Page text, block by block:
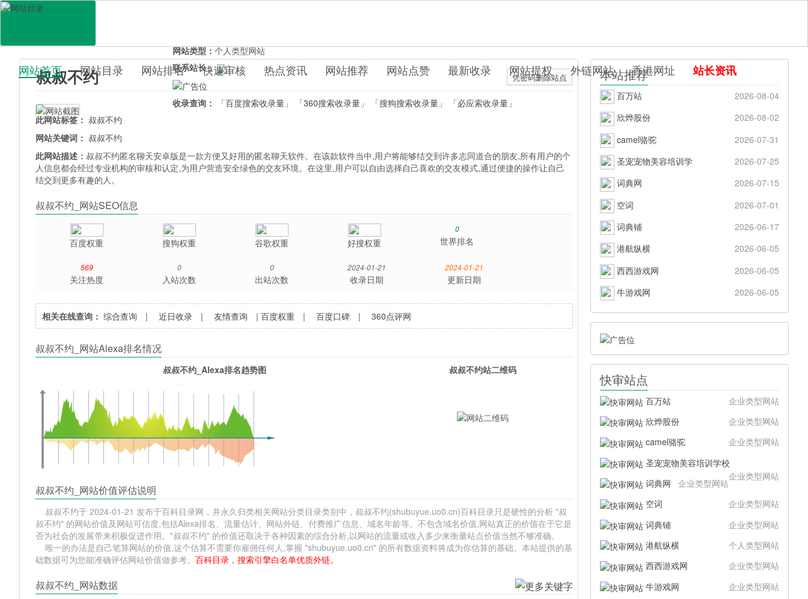
百科目录
网站首页 网站目录 网站排名 快速审核 热点资讯 网站推荐 网站点赞 最新收录 网站提权 外链网站 香港网址 站长资讯
叔叔不约 凭密码删除站点
网站类型：个人类型网站
联系站长：
收录查询： 「百度搜索收录量」 「360搜索收录量」 「搜狗搜索收录量」
「必应索收录量」
此网站标签： 叔叔不约
网站关键词： 叔叔不约
此网站描述：叔叔不约匿名聊天安卓版是一款方便又好用的匿名聊天软件。在该款软件当中,用户将能够结交到许多志同道合的朋友,所有用户的个
人信息都会经过专业机构的审核和认定,为用户营造安全绿色的交友环境。在这里,用户可以自由选择自己喜欢的交友模式,通过便捷的操作让自己
结交到更多有趣的人。
叔叔不约_网站SEO信息
百度权重 搜狗权重 谷歌权重 好搜权重
0
世界排名
569
关注热度
0
入站次数
0
出站次数
2024-01-21
收录日期
2024-01-21
更新日期
相关在线查询： 综合查询 |近日收录 |友情查询 |百度权重 |百度口碑 |360点评网
叔叔不约_网站Alexa排名情况
叔叔不约_Alexa排名趋势图 叔叔不约站二维码
叔叔不约_网站价值评估说明
叔叔不约于 2024-01-21 发布于百科目录网，并永久归类相关网站分类目录类别中，叔叔不约(shubuyue.uo0.cn)百科目录只是硬性的分析 "叔
叔不约" 的网站价值及网站可信度,包括Alexa排名、流量估计、网站外链、付费推广信息、域名年龄等。不包含域名价值,网站真正的价值在于它是
否为社会的发展带来积极促进作用。"叔叔不约" 的价值还取决于各种因素的综合分析,以网站的流量或收入多少来衡量站点价值当然不够准确。
唯一的办法是自己笔算网站的价值,这个估算不需要你雇佣任何人,掌握 "shubuyue.uo0.cn" 的所有数据资料将成为你估算的基础。本站提供的基
础数据可为您能准确评估网站价值做参考。百科目录，搜索引擎白名单优质外链。
叔叔不约_网站数据
本站推荐
百万站
2026-08-04
欣烨股份
2026-08-02
camel骆驼
2026-07-31
圣宠宠物美容培训学
2026-07-25
词典网
2026-07-15
空词
2026-07-01
词典铺
2026-06-17
港航纵横
2026-06-05
西西游戏网
2026-06-05
牛游戏网
2026-06-05
快审站点
百万站
企业类型网站
欣烨股份
企业类型网站
camel骆驼
企业类型网站
圣宠宠物美容培训学校
企业类型网站
词典网
企业类型网站
空词
企业类型网站
词典铺
企业类型网站
港航纵横
个人类型网站
西西游戏网
企业类型网站
牛游戏网
企业类型网站